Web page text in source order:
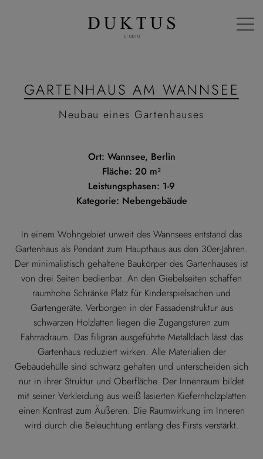
GARTENHAUS AM WANNSEE
Neubau eines Garten­hauses
Ort: Wannsee, Berlin
Fläche: 20 m²
Leistungsphasen: 1-9
Kategorie: Nebengebäude
In einem Wohngebiet unweit des Wannsees entstand das
Gartenhaus als Pendant zum Haupthaus aus den 30er-Jahren.
Der minimalistisch gehaltene Baukörper des Gartenhauses ist
von drei Seiten bedienbar. An den Giebelseiten schaffen
raumhohe Schränke Platz für Kinderspielsachen und
Gartengeräte. Verborgen in der Fassadenstruktur aus
schwarzen Holzlatten liegen die Zugangstüren zum
Fahrradraum. Das filigran ausgeführte Metalldach lässt das
Gartenhaus reduziert wirken. Alle Materialien der
Gebäudehülle sind schwarz gehalten und unterscheiden sich
nur in ihrer Struktur und Oberfläche. Der Innenraum bildet
mit seiner Verkleidung aus weiß lasierten Kiefernholzplatten
einen Kontrast zum Äußeren. Die Raumwirkung im Inneren
wird durch die Beleuchtung entlang des Firsts verstärkt.